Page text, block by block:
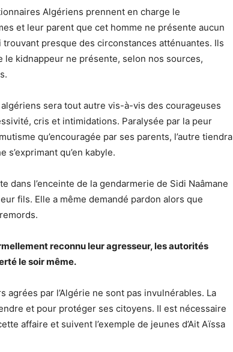
Algériens prennent en charge le
et leur parent que cet homme ne présente aucun
trouvant presque des circonstances atténuantes. Ils
kidnappeur ne présente, selon nos sources,
sera tout autre vis-à-vis des courageuses
cris et intimidations. Paralysée par la peur
qu’encouragée par ses parents, l’autre tiendra
qu’en kabyle.
dans l’enceinte de la gendarmerie de Sidi Naâmane
fils. Elle a même demandé pardon alors que
reconnu leur agresseur, les autorités
le soir même.
par l’Algérie ne sont pas invulnérables. La
et pour protéger ses citoyens. Il est nécessaire
affaire et suivent l’exemple de jeunes d’Ait Aïssa